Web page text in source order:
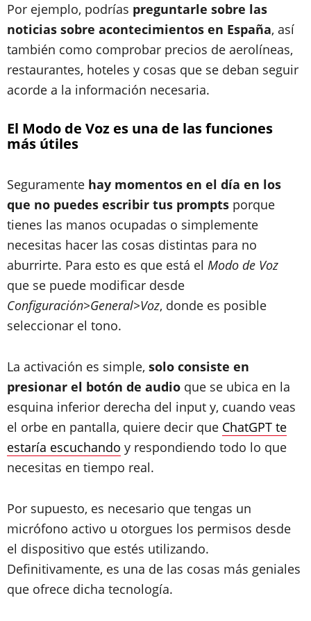
Por ejemplo, podrías preguntarle sobre las
noticias sobre acontecimientos en España, así
también como comprobar precios de aerolíneas,
restaurantes, hoteles y cosas que se deban seguir
acorde a la información necesaria.
El Modo de Voz es una de las funciones
más útiles
Seguramente hay momentos en el día en los
que no puedes escribir tus prompts porque
tienes las manos ocupadas o simplemente
necesitas hacer las cosas distintas para no
aburrirte. Para esto es que está el Modo de Voz
que se puede modificar desde
Configuración>General>Voz, donde es posible
seleccionar el tono.
La activación es simple, solo consiste en
presionar el botón de audio que se ubica en la
esquina inferior derecha del input y, cuando veas
el orbe en pantalla, quiere decir que ChatGPT te
estaría escuchando y respondiendo todo lo que
necesitas en tiempo real.
Por supuesto, es necesario que tengas un
micrófono activo u otorgues los permisos desde
el dispositivo que estés utilizando.
Definitivamente, es una de las cosas más geniales
que ofrece dicha tecnología.